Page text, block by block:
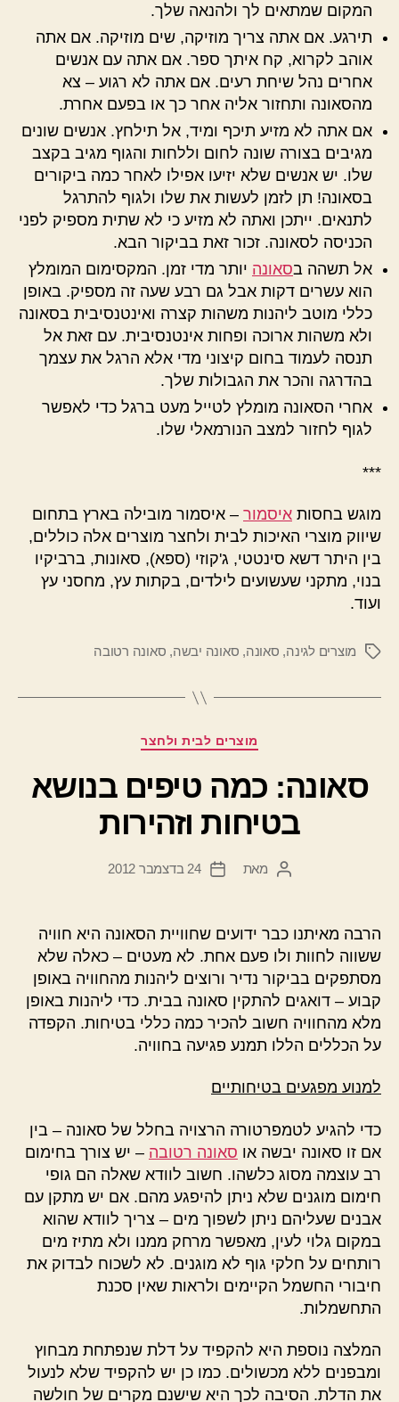
המקום שמתאים לך ולהנאה שלך.
תירגע. אם אתה צריך מוזיקה, שים מוזיקה. אם אתה
אוהב לקרוא, קח איתך ספר. אם אתה עם אנשים
אחרים נהל שיחת רעים. אם אתה לא רגוע – צא
מהסאונה ותחזור אליה אחר כך או בפעם אחרת.
אם אתה לא מזיע תיכף ומיד, אל תילחץ. אנשים שונים
מגיבים בצורה שונה לחום וללחות והגוף מגיב בקצב
שלו. יש אנשים שלא יזיעו אפילו לאחר כמה ביקורים
בסאונה! תן לזמן לעשות את שלו ולגוף להתרגל
לתנאים. ייתכן ואתה לא מזיע כי לא שתית מספיק לפני
הכניסה לסאונה. זכור זאת בביקור הבא.
אל תשהה בסאונה יותר מדי זמן. המקסימום המומלץ
הוא עשרים דקות אבל גם רבע שעה זה מספיק. באופן
כללי מוטב ליהנות משהות קצרה ואינטנסיבית בסאונה
ולא משהות ארוכה ופחות אינטנסיבית. עם זאת אל
תנסה לעמוד בחום קיצוני מדי אלא הרגל את עצמך
בהדרגה והכר את הגבולות שלך.
אחרי הסאונה מומלץ לטייל מעט ברגל כדי לאפשר
לגוף לחזור למצב הנורמאלי שלו.
***
מוגש בחסות איסמור – איסמור מובילה בארץ בתחום
שיווק מוצרי האיכות לבית ולחצר מוצרים אלה כוללים,
בין היתר דשא סינטטי, ג'קוזי (ספא), סאונות, ברביקיו
בנוי, מתקני שעשועים לילדים, בקתות עץ, מחסני עץ
ועוד.
תגיותמוצרים לגינה, סאונה, סאונה יבשה, סאונה רטובה
קטגוריות
מוצרים לבית ולחצר
סאונה: כמה טיפים בנושא
בטיחות וזהירות
המחבר
מאת
תאריך
24 בדצמבר 2012
הרבה מאיתנו כבר ידועים שחוויית הסאונה היא חוויה
ששווה לחוות ולו פעם אחת. לא מעטים – כאלה שלא
מסתפקים בביקור נדיר ורוצים ליהנות מהחוויה באופן
קבוע – דואגים להתקין סאונה בבית. כדי ליהנות באופן
מלא מהחוויה חשוב להכיר כמה כללי בטיחות. הקפדה
על הכללים הללו תמנע פגיעה בחוויה.
למנוע מפגעים בטיחותיים
כדי להגיע לטמפרטורה הרצויה בחלל של סאונה – בין
אם זו סאונה יבשה או סאונה רטובה – יש צורך בחימום
רב עוצמה מסוג כלשהו. חשוב לוודא שאלה הם גופי
חימום מוגנים שלא ניתן להיפגע מהם. אם יש מתקן עם
אבנים שעליהם ניתן לשפוך מים – צריך לוודא שהוא
במקום גלוי לעין, מאפשר מרחק ממנו ולא מתיז מים
רותחים על חלקי גוף לא מוגנים. לא לשכוח לבדוק את
חיבורי החשמל הקיימים ולראות שאין סכנת
התחשמלות.
המלצה נוספת היא להקפיד על דלת שנפתחת מבחוץ
ומבפנים ללא מכשולים. כמו כן יש להקפיד שלא לנעול
את הדלת. הסיבה לכך היא שישנם מקרים של חולשה